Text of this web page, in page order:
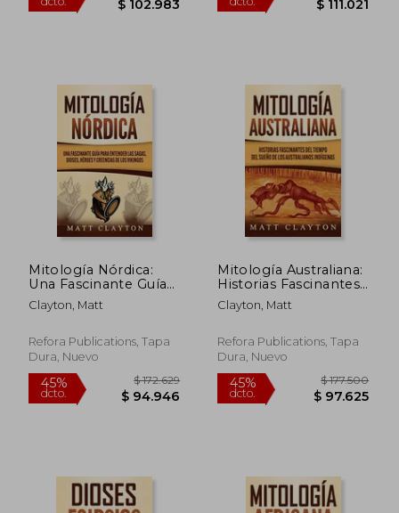
45% 45%
Mitología Nórdica:
Una Fascinante Guía
Para Entender las
Sagas, Dioses, Héroes
Vikingos
Clayton, Matt
Refora Publications, Tapa
Dura, Nuevo
Mitología Australiana:
Historias Fascinantes
del Tiempo del Sueño
de los Australianos
Clayton, Matt
Refora Publications, Tapa
Dura, Nuevo